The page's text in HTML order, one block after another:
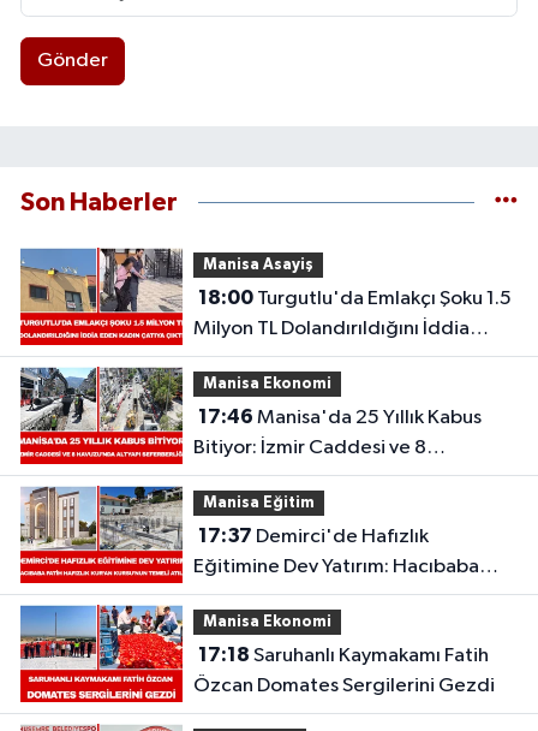
Gönder
Son Haberler
Manisa Asayiş
18:00Turgutlu'da Emlakçı Şoku 1.5
Milyon TL Dolandırıldığını İddia
Eden Kadın Çatıya Çıktı
Manisa Ekonomi
17:46
Bitiyor: İzmir Caddesi ve 8
Havuzu'nda Altyapı Seferberliği
Başladı
Manisa Eğitim
17:37
Eğitimine Dev Yatırım: Hacıbaba
Fatih Hafızlık Kur’an Kursu’nun
Temeli Atıldı
Manisa Ekonomi
17:18
Özcan Domates Sergilerini Gezdi